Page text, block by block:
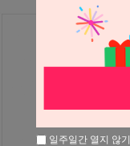
일주일간 열지 않기